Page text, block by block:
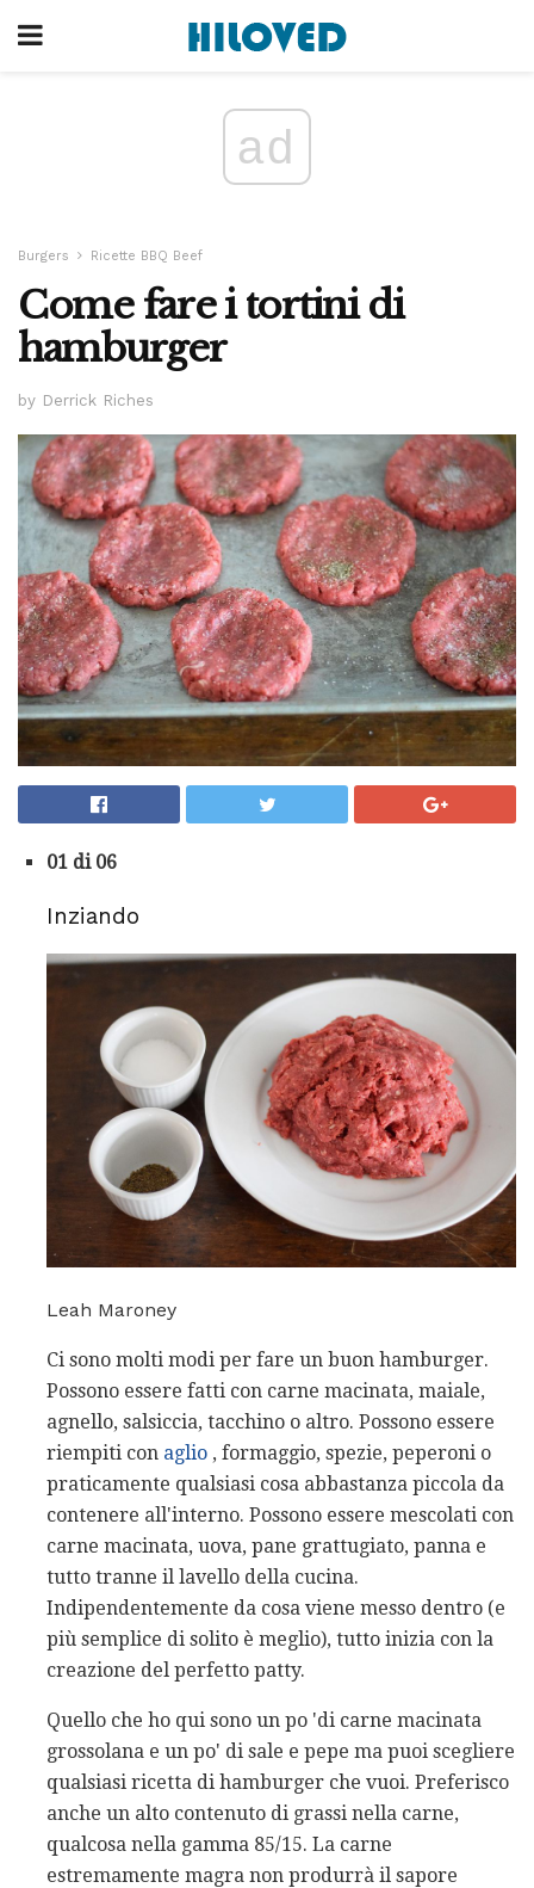
ad
Burgers Ricette BBQ Beef
Come fare i tortini di
hamburger
by Derrick Riches
01 di 06
Inziando
Leah Maroney
Ci sono molti modi per fare un buon hamburger.
Possono essere fatti con carne macinata, maiale,
agnello, salsiccia, tacchino o altro. Possono essere
riempiti con aglio , formaggio, spezie, peperoni o
praticamente qualsiasi cosa abbastanza piccola da
contenere all'interno. Possono essere mescolati con
carne macinata, uova, pane grattugiato, panna e
tutto tranne il lavello della cucina.
Indipendentemente da cosa viene messo dentro (e
più semplice di solito è meglio), tutto inizia con la
creazione del perfetto patty.
Quello che ho qui sono un po 'di carne macinata
grossolana e un po' di sale e pepe ma puoi scegliere
qualsiasi ricetta di hamburger che vuoi. Preferisco
anche un alto contenuto di grassi nella carne,
qualcosa nella gamma 85/15. La carne
estremamente magra non produrrà il sapore